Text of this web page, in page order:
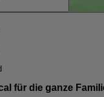
für die ganze